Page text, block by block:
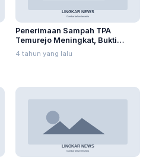
Penerimaan Sampah TPA
Temurejo Meningkat, Bukti
Masyarakat Blora Peduli
Kebersihan
4 tahun yang lalu